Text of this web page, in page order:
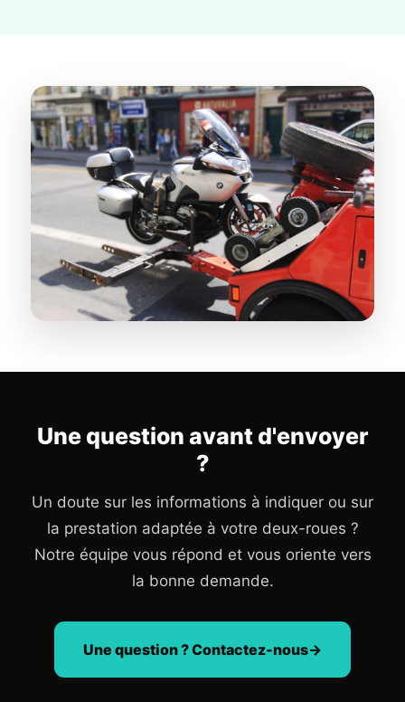
Une question avant d'envoyer
?
Un doute sur les informations à indiquer ou sur
la prestation adaptée à votre deux-roues ?
Notre équipe vous répond et vous oriente vers
la bonne demande.
Une question ? Contactez-nous